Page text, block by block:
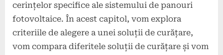
cerințelor specifice ale sistemului de panouri
fotovoltaice. În acest capitol, vom explora
criteriile de alegere a unei soluții de curățare,
vom compara diferitele soluții de curățare și vom